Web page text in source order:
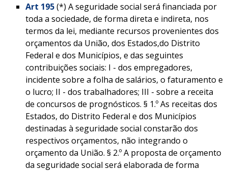
Art 195(*) A seguridade social será financiada por
toda a sociedade, de forma direta e indireta, nos
termos da lei, mediante recursos provenientes dos
orçamentos da União, dos Estados,do Distrito
Federal e dos Municípios, e das seguintes
contribuições sociais: I - dos empregadores,
incidente sobre a folha de salários, o faturamento e
o lucro; II - dos trabalhadores; III - sobre a receita
de concursos de prognósticos. § 1.º As receitas dos
Estados, do Distrito Federal e dos Municípios
destinadas à seguridade social constarão dos
respectivos orçamentos, não integrando o
orçamento da União. § 2.º A proposta de orçamento
da seguridade social será elaborada de forma